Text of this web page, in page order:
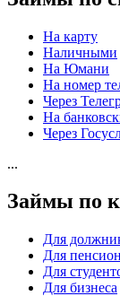
На карту
Наличными
На Юмани
На номер
Через
На
Через
...
Займы по
Для
Для
Для
Для бизнеса